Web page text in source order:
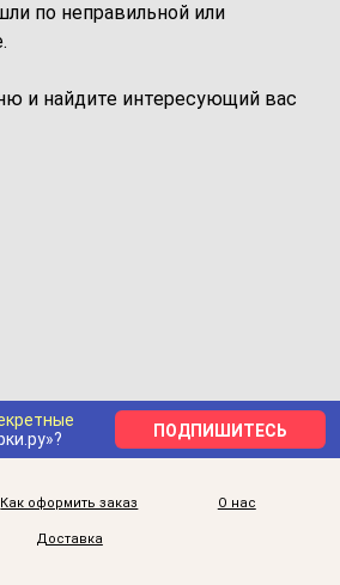
по неправильной или
и найдите интересующий вас
ПОДПИШИТЕСЬ
Как оформить заказ О нас
Доставка